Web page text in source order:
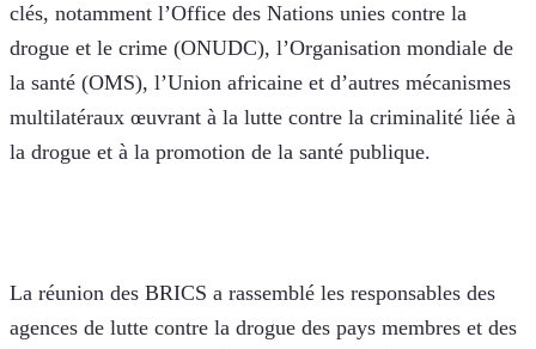
clés, notamment l’Office des Nations unies contre la
drogue et le crime (ONUDC), l’Organisation mondiale de
la santé (OMS), l’Union africaine et d’autres mécanismes
multilatéraux œuvrant à la lutte contre la criminalité liée à
la drogue et à la promotion de la santé publique.
La réunion des BRICS a rassemblé les responsables des
agences de lutte contre la drogue des pays membres et des